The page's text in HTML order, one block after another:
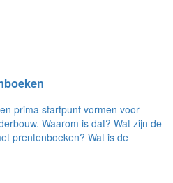
prima startpunt vormen voor
Waarom is dat? Wat zijn de
prentenboeken? Wat is de